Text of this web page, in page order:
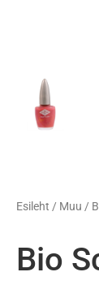
Esileht / Muu /
Bio